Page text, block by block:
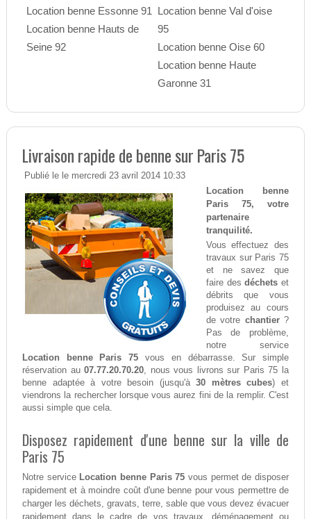
Location benne Essonne 91
Location benne Hauts de
Seine 92
Location benne Val d'oise
95
Location benne Oise 60
Location benne Haute
Garonne 31
Livraison rapide de benne sur Paris 75
Publié le le mercredi 23 avril 2014 10:33
Location benne
Paris 75, votre
partenaire
tranquilité.
Vous effectuez des
travaux sur Paris 75
et ne savez que
faire desdéchets et
débrits que vous
produisez au cours
de votre chantier?
Pas de problème,
notre service
Location benne Paris 75 vous en débarrasse. Sur simple
réservation au07.77.20.70.20, nous vous livrons sur Paris 75 la
benne adaptée à votre besoin (jusqu'à30 mètres cubes) et
viendrons la rechercher lorsque vous aurez fini de la remplir. C'est
aussi simple que cela.
Disposez rapidement d'une benne sur la ville de
Paris 75
Notre service Location benne Paris 75 vous permet de disposer
rapidement et à moindre coût d'une benne pour vous permettre de
charger les déchets, gravats, terre, sable que vous devez évacuer
rapidement dans le cadre de vos travaux, déménagement ou